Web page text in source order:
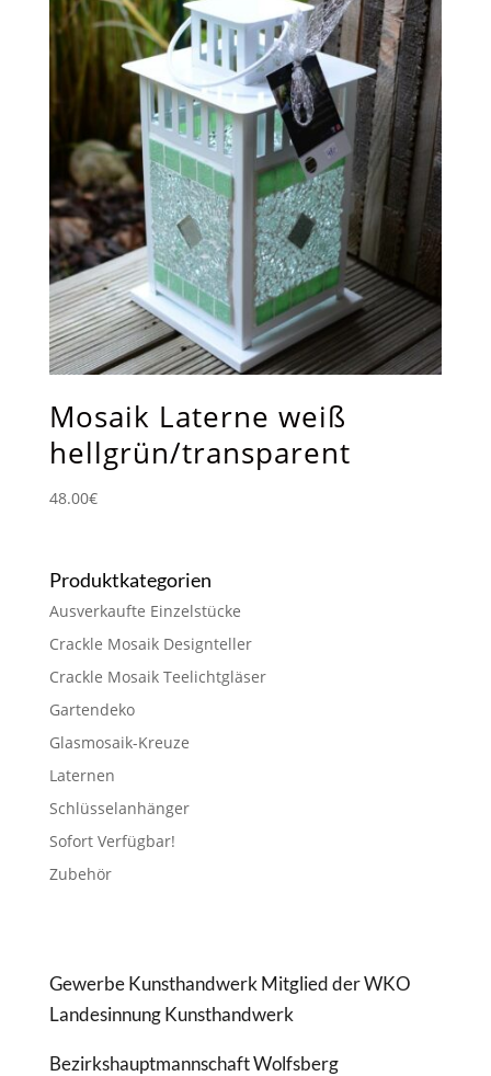
Mosaik Laterne weiß
hellgrün/transparent
48.00€
Produktkategorien
Ausverkaufte Einzelstücke
Crackle Mosaik Designteller
Crackle Mosaik Teelichtgläser
Gartendeko
Glasmosaik-Kreuze
Laternen
Schlüsselanhänger
Sofort Verfügbar!
Zubehör
Gewerbe Kunsthandwerk Mitglied der WKO
Landesinnung Kunsthandwerk
Bezirkshauptmannschaft Wolfsberg